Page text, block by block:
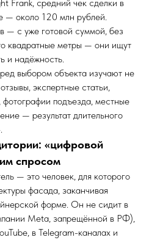
Frank, средний чек сделки в
— около 120 млн рублей.
— с уже готовой суммой, без
квадратные метры — они ищут
и надёжность.
выбором объекта изучают не
экспертные статьи,
подъезда, местные
— результат длительного
«цифровой
спросом
— это человек, для которого
фасада, заканчивая
форме. Он не сидит в
Meta, запрещённой в РФ),
в Telegram-каналах и